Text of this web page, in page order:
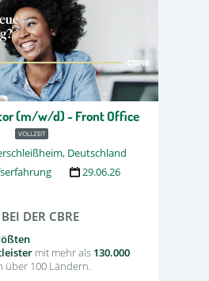
(m/w/d) - Front Office
VOLLZEIT
Deutschland
29.06.26
DER CBRE
mit mehr als 130.000
über 100 Ländern.